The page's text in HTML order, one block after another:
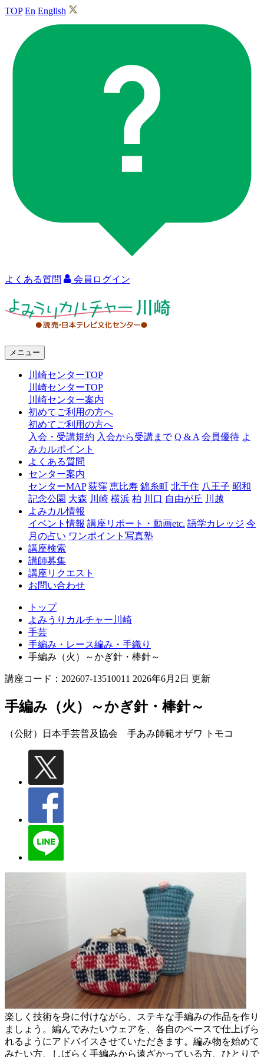
TOP En English
よくある質問 会員ログイン
ャ
崎
メニュー
川崎センターTOP
川崎センターTOP
川崎センター案内
初めてご利用の方へ
初めてご利用の方へ
入会・受講規約 入会から受講まで Q & A 会員優待 よ
みカルポイント
よくある質問
センター案内
センターMAP 荻窪 恵比寿 錦糸町 北千住 八王子 昭和
記念公園 大森 川崎 横浜 柏 川口 自由が丘 川越
よみカル情報
イベント情報 講座リポート・動画etc. 語学カレッジ 今
月の占い ワンポイント写真塾
講座検索
講師募集
講座リクエスト
お問い合わせ
トップ
よみうりカルチャー川崎
手芸
手編み・レース編み・手織り
手編み（火）～かぎ針・棒針～
講座コード：202607-13510011 2026年6月2日 更新
手編み（火）～かぎ針・棒針～
（公財）日本手芸普及協会 手あみ師範オザワ トモコ
楽しく技術を身に付けながら、ステキな手編みの作品を作り
ましょう。編んでみたいウェアを、各自のペースで仕上げら
れるようにアドバイスさせていただきます。編み物を始めて
みたい方、しばらく手編みから遠ざかっている方、ひとりで